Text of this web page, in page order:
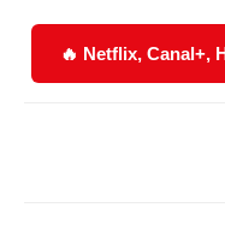
🔥 Netflix, Canal+,